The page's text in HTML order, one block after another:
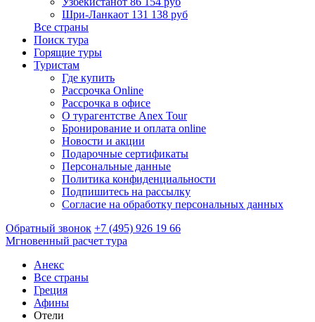
Шри-Ланкаот 131 138 руб
Все страны
Поиск тура
Горящие туры
Туристам
Где купить
Рассрочка Online
Рассрочка в офисе
О турагентстве Anex Tour
Бронирование и оплата online
Новости и акции
Подарочные сертификаты
Персональные данные
Политика конфиденциальности
Подпишитесь на рассылку
Согласие на обработку персональных данных
Обратный звонок +7 (495) 926 19 66
Мгновенный расчет тура
Анекс
Все страны
Греция
Афины
Отели